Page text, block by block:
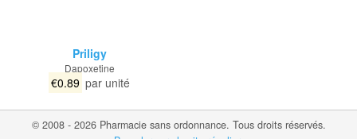
Priligy
Dapoxetine
€0.89 par unité
© 2008 - 2026 Pharmacie sans ordonnance. Tous droits réservés.